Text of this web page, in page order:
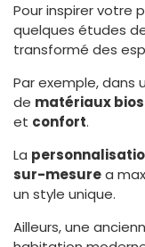
Pour inspirer votre
quelques études
transformé des
Par exemple, dans
de matériaux
et confort.
La
sur-mesurea
un style unique.
Ailleurs, une